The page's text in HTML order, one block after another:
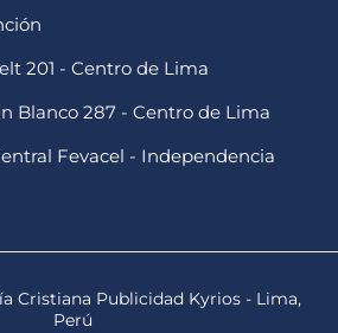
201 - Centro de Lima
Blanco 287 - Centro de Lima
Fevacel - Independencia
Cristiana Publicidad Kyrios - Lima,
Perú